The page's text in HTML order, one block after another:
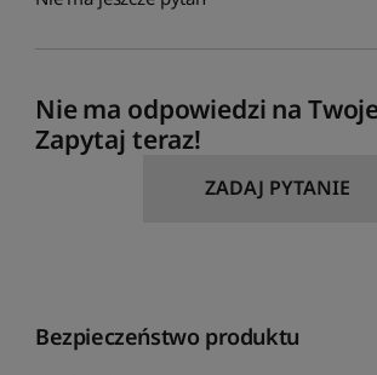
Nie ma odpowiedzi na
Zapytaj teraz!
ZADAJ PYTANIE
Bezpieczeństwo produktu